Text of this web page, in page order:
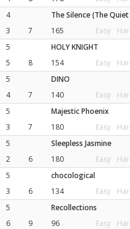
4
The Silence (The Quiet
3
7 165 Easy
5
HOLY KNIGHT
5
8 154 Easy
5
DINO
4
7 140 Easy
5
Majestic Phoenix
3
7 180 Easy
5
Sleepless Jasmine
2
6 180 Easy
5
chocological
3
6 134 Easy
5
Recollections
6
9 96 Easy